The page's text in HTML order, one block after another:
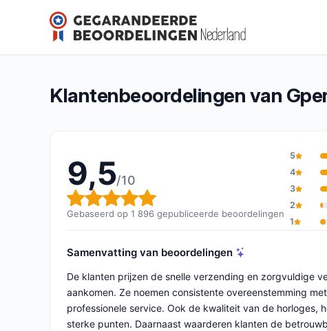
Gperdumesaiguilles
Algemene beoordeling: 9,5 van 10
9,5/10(1 896 beoordelingen)
Klantenbeoordelingen van
9,5/10
Algemene beoordeling: 9,5 van
Gebaseerd op 1 896 gepubliceerde beoordelingen
5
4
3
2
1
Samenvatting van beoordelingen
De klanten prijzen de snelle verzending en zorgvuldige
aankomen. Ze noemen consistente overeenstemming
professionele service. Ook de kwaliteit van de horloges,
sterke punten. Daarnaast waarderen klanten de